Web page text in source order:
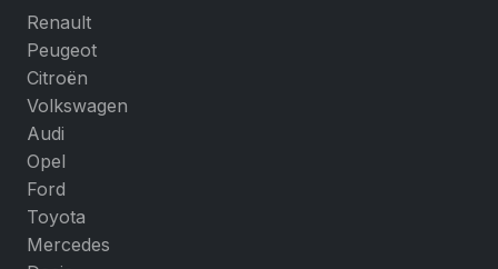
Renault
Peugeot
Citroën
Volkswagen
Audi
Opel
Ford
Toyota
Mercedes